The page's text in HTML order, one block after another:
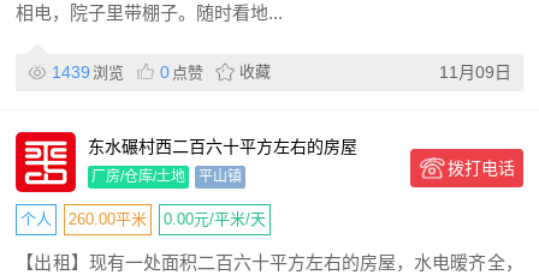
相电，院子里带棚子。随时看地...
1439 浏览 0 点赞 收藏 11月09日
东水碾村西二百六十平方左右的房屋
厂房/仓库/土地 平山镇 拨打电话
个人 260.00平米 0.00元/平米/天
【出租】现有一处面积二百六十平方左右的房屋，水电暧齐全，